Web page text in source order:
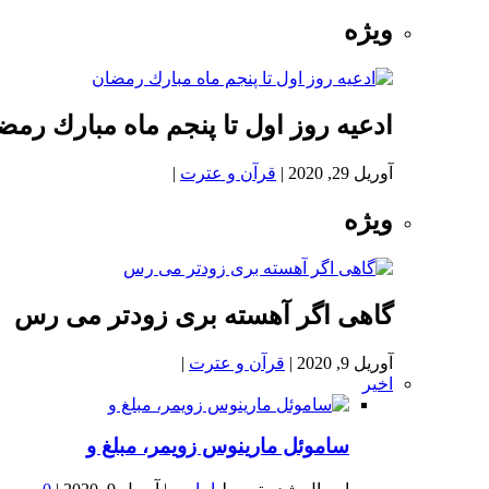
ویژه
ادعيه روز اول تا پنجم ماه مبارك
آوریل 29, 2020 | قرآن و عترت |
ویژه
گاهی اگر آهسته بری زودتر می رس
آوریل 9, 2020 | قرآن و عترت |
اخیر
ساموئل مارینوس زویمر، مبلغ و